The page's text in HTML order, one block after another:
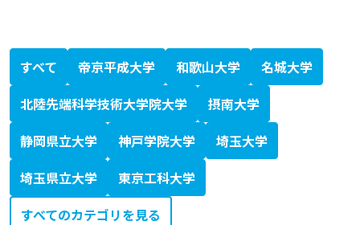
すべて 帝京平成大学 和歌山大学
名城大学
北陸先端科学技術大学院大学
摂南大学
静岡県立大学
神戸学院大学
埼玉大学
埼玉県立大学
東京工科大学
北海道科学大学
大学シーズ集 あ行
愛知医科大学
秋田大学
旭川医科大学
岩手医科大学
愛媛大学
大分大学
大阪医科薬科大学
大阪市立大学
大阪大学
岡山大学
大学シーズ集 か行
香川大学
鹿児島大学
金沢医科大学
金沢大学
川崎医科大学
関西医科大学
北里大学
岐阜大学
九州大学
京都大学
京都府立医科大学
杏林大学
近畿大学
熊本大学
久留米大学
群馬大学
慶應義塾大学
高知大学
神戸大学
国際医療福祉大学
大学シーズ集 さ行
埼玉医科大学
佐賀大学
札幌医科大学
産業医科大学
滋賀医科大学
自治医科大学
島根大学
順天堂大学
昭和大学
信州大学
聖マリアンナ医科大学
大学シーズ集 た行
千葉大学
筑波大学
帝京大学
東海大学
東京医科歯科大学
東京医科大学
東京慈恵会医科大学
東京女子医科大学
東京大学
東邦大学
東北医科薬科大学
東北大学
徳島大学
獨協医科大学
鳥取大学
富山大学
大学シーズ集 な行
長崎大学
名古屋市立大学
名古屋大学
奈良県立医科大学
新潟大学
日本医科大学
日本大学
大学シーズ集 は行
浜松医科大学
兵庫医科大学
弘前大学
広島大学
福井大学
福岡大学
福島県立医科大学
藤田医科大学
防衛医科大学校
北海道大学
大学シーズ集 ま行
三重大学
宮崎大学
大学シーズ集 や行
山形大学
山口大学
山梨大学
横浜市立大学
大学シーズ集 ら行
琉球大学
大学シーズ集 わ行
和歌山県立医科大学
専門書
医療系ベンチャー支援ガイドブック
科学技術・イノベーション白書
KISTEC ANNUAL REPORT 2023
かわさき産学連携ニュースレター
静岡がんセンターファルマバレープロジェクト
日経バイオテク
日経バイオ年鑑
バイオサイエンスとインダストリー
すべてのカテゴリを見る